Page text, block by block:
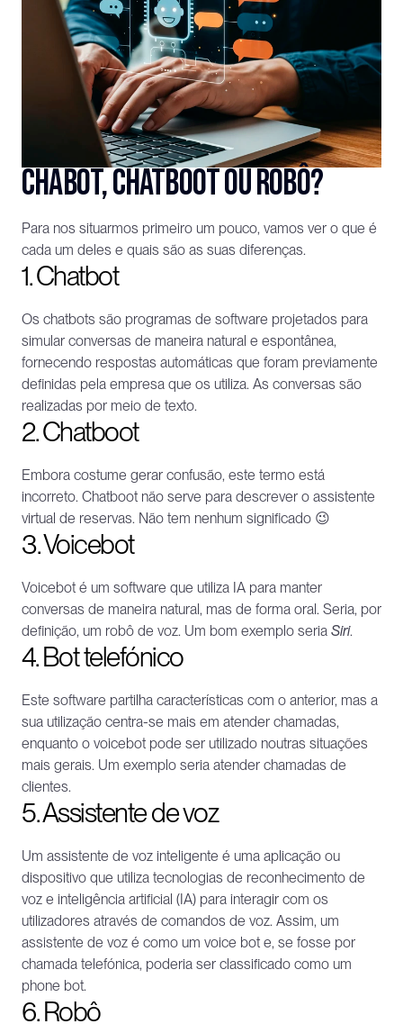
Chabot, Chatboot ou robô?
Para nos situarmos primeiro um pouco, vamos ver o que é
cada um deles e quais são as suas diferenças.
1. Chatbot
Os chatbots são programas de software projetados para
simular conversas de maneira natural e espontânea,
fornecendo respostas automáticas que foram previamente
definidas pela empresa que os utiliza. As conversas são
realizadas por meio de texto.
2. Chatboot
Embora costume gerar confusão, este termo está
incorreto. Chatboot não serve para descrever o assistente
virtual de reservas. Não tem nenhum significado 😉
3. Voicebot
Voicebot é um software que utiliza IA para manter
conversas de maneira natural, mas de forma oral. Seria, por
definição, um robô de voz. Um bom exemplo seria Siri.
4. Bot telefónico
Este software partilha características com o anterior, mas a
sua utilização centra-se mais em atender chamadas,
enquanto o voicebot pode ser utilizado noutras situações
mais gerais. Um exemplo seria atender chamadas de
clientes.
5. Assistente de voz
Um assistente de voz inteligente é uma aplicação ou
dispositivo que utiliza tecnologias de reconhecimento de
voz e inteligência artificial (IA) para interagir com os
utilizadores através de comandos de voz. Assim, um
assistente de voz é como um voice bot e, se fosse por
chamada telefónica, poderia ser classificado como um
phone bot.
6. Robô